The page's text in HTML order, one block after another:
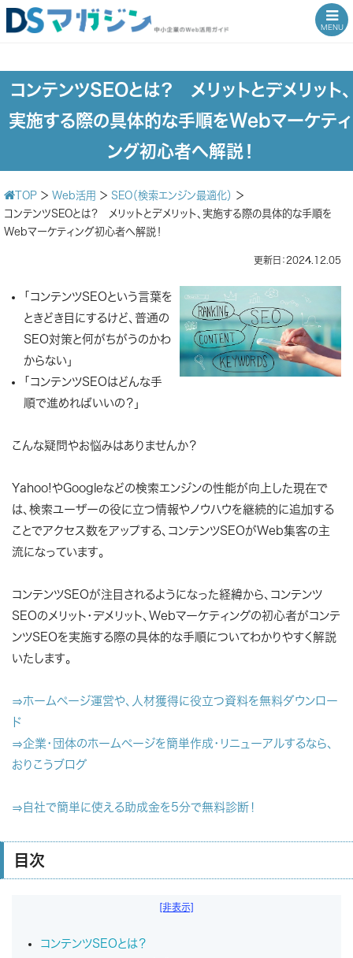
MENU
コンテンツSEOとは？ メリットとデメリット、
実施する際の具体的な手順をWebマーケティ
ング初心者へ解説！
TOP ＞ Web活用 ＞ SEO（検索エンジン最適化） ＞
コンテンツSEOとは？ メリットとデメリット、実施する際の具体的な手順を
Webマーケティング初心者へ解説！
更新日：2024.12.05
「コンテンツSEOという言葉を
ときどき目にするけど、普通の
SEO対策と何がちがうのかわ
からない」
「コンテンツSEOはどんな手
順で進めればいいの？」
こんな疑問やお悩みはありませんか？
Yahoo!やGoogleなどの検索エンジンの性能が向上した現在で
は、検索ユーザーの役に立つ情報やノウハウを継続的に追加する
ことでアクセス数をアップする、コンテンツSEOがWeb集客の主
流になっています。
コンテンツSEOが注目されるようになった経緯から、コンテンツ
SEOのメリット・デメリット、Webマーケティングの初心者がコンテ
ンツSEOを実施する際の具体的な手順についてわかりやすく解説
いたします。
⇒ホームページ運営や、人材獲得に役立つ資料を無料ダウンロー
ド
⇒企業・団体のホームページを簡単作成・リニューアルするなら、
おりこうブログ
⇒自社で簡単に使える助成金を5分で無料診断！
目次
[非表示]
コンテンツSEOとは？